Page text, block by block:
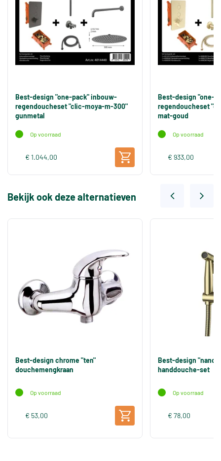
Best-design "one-pack" inbouw-
regendoucheset "clic-moya-m-300"
gunmetal
Op voorraad
€ 1.044,00
Best-design "one-
regendoucheset
mat-goud
Op voorraad
€ 933,00
Bekijk ook deze alternatieven
Best-design chrome "ten"
douchemengkraan
Op voorraad
€ 53,00
Best-design
handdouche-set
Op voorraad
€ 78,00